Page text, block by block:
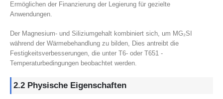
Ermöglichen der Finanzierung der Legierung für gezielte
Anwendungen.
Der Magnesium- und Siliziumgehalt kombiniert sich, um MG₂SI
während der Wärmebehandlung zu bilden, Dies antreibt die
Festigkeitsverbesserungen, die unter T6- oder T651 -
Temperaturbedingungen beobachtet werden.
2.2 Physische Eigenschaften